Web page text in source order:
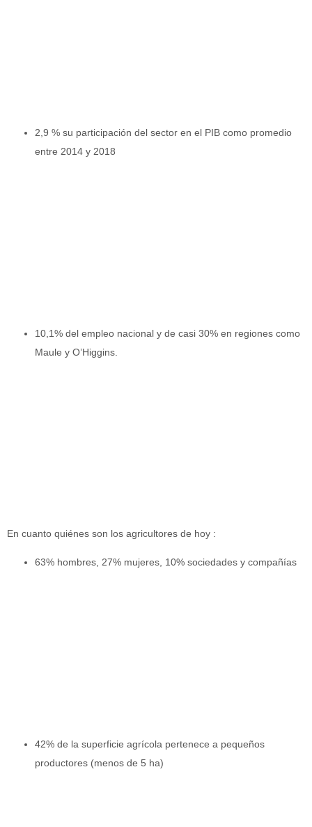
2,9 % su participación del sector en el PIB como promedio
entre 2014 y 2018
10,1% del empleo nacional y de casi 30% en regiones como
Maule y O’Higgins.
En cuanto quiénes son los agricultores de hoy :
63% hombres, 27% mujeres, 10% sociedades y compañías
42% de la superficie agrícola pertenece a pequeños
productores (menos de 5 ha)